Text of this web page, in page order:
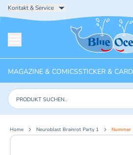
Kontakt & Service
Startseite
MAGAZINE & COMICSSTICKER &
Produkte suchen
Home Neuroblast Brainrot Party 1 Nummer